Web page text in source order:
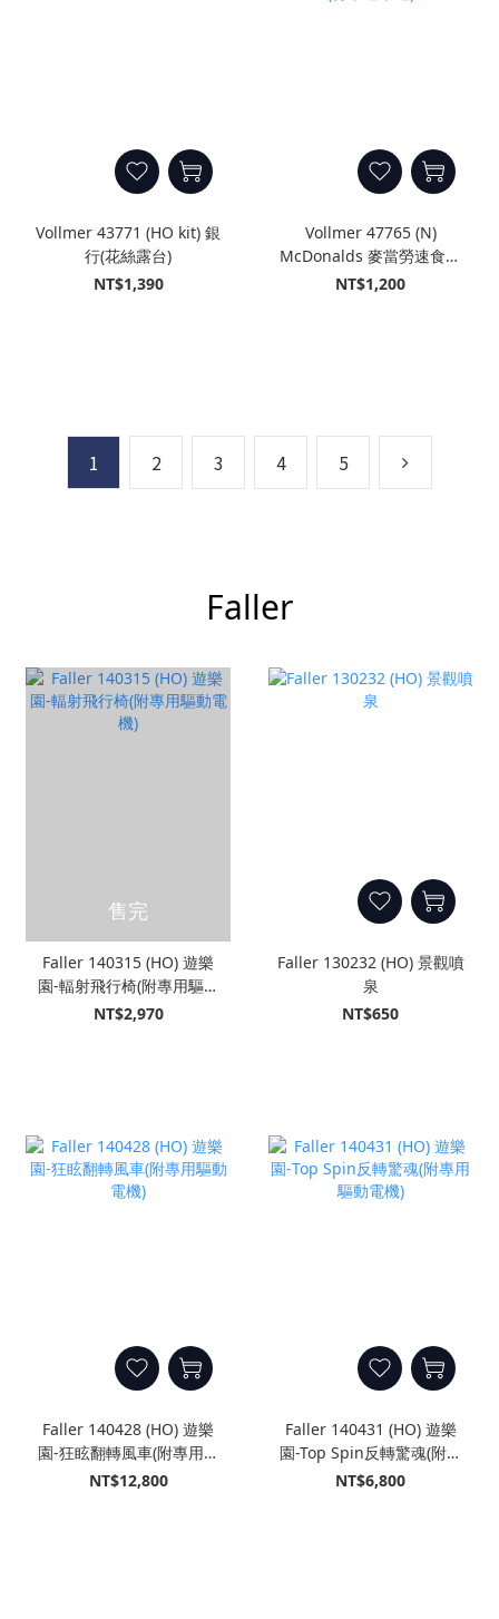
Vollmer 43771 (HO kit) 銀
行(花絲露台)
NT$1,390
Vollmer 47765 (N)
McDonalds 麥當勞速食店
(得來速車道)
NT$1,200
1 2 3 4 5
Faller
售完
Faller 140315 (HO) 遊樂
園-輻射飛行椅(附專用驅動
電機)
NT$2,970
Faller 130232 (HO) 景觀噴
泉
NT$650
Faller 140428 (HO) 遊樂
園-狂眩翻轉風車(附專用驅
動電機)
NT$12,800
Faller 140431 (HO) 遊樂
園-Top Spin反轉驚魂(附專
用驅動電機)
NT$6,800